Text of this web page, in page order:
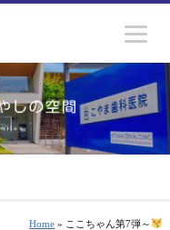
Home » ここちゃん第7弾～